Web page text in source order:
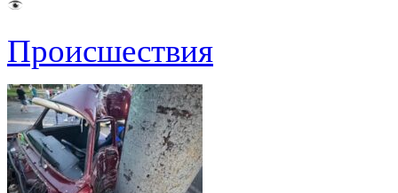
Происшествия